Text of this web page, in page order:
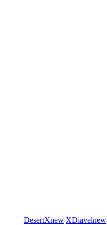
DesertXnew XDiavelnew